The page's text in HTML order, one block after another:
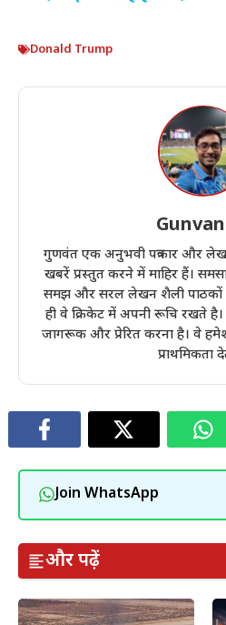
Donald Trump
गुणवंत एक अनुभवी पत्रकार और
खबरें प्रस्तुत करने में माहिर हैं।
समझ और सरल लेखन शैली पाठकों
ही वे क्रिकेट में अपनी रूचि रखते
जागरूक और प्रेरित करना है। वे
प्राथमिकता
Join WhatsApp
और पढ़ें